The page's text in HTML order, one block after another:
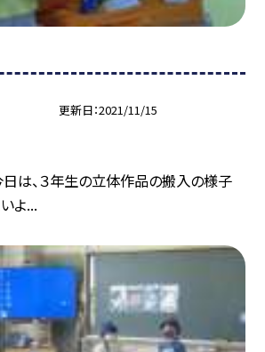
更新日 2021/11/15
日は、３年生の立体作品の搬入の様子
よ...